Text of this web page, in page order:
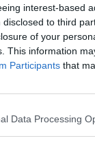
interest-based
disclosed to third
of your
This information
Participants that
Data Processing